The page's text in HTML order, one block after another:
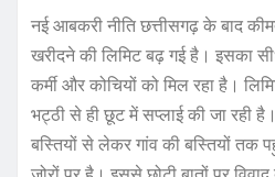
नई आबकरी नीति छत्तीसगढ़ के बाद
खरीदने की लिमिट बढ़ गई है। इसका
कर्मी और कोचियों को मिल रहा है।
भट्ठी से ही छूट में सप्लाई की जा रही
बस्तियों से लेकर गांव की बस्तियों तक